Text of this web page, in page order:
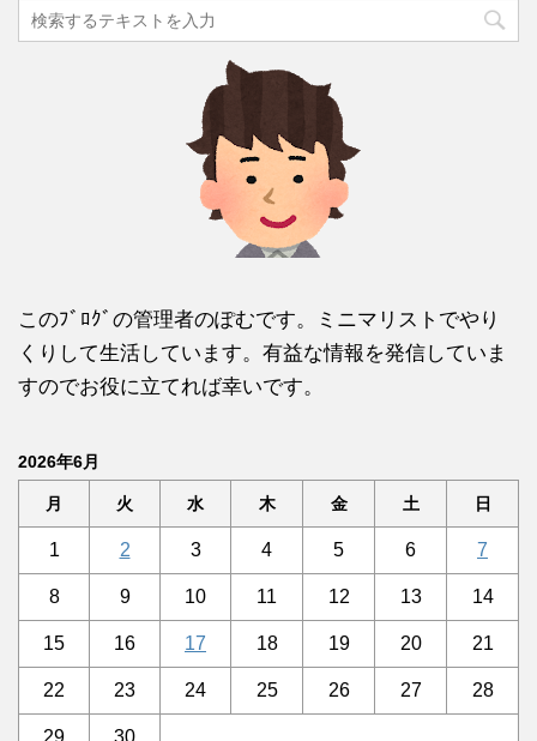
このﾌﾞﾛｸﾞの管理者のぽむです。ミニマリストでやり
くりして生活しています。有益な情報を発信していま
すのでお役に立てれば幸いです。
2026年6月
月 火 水 木 金 土 日
1 2 3 4 5 6 7
8 9 10 11 12 13 14
15 16 17 18 19 20 21
22 23 24 25 26 27 28
29
30